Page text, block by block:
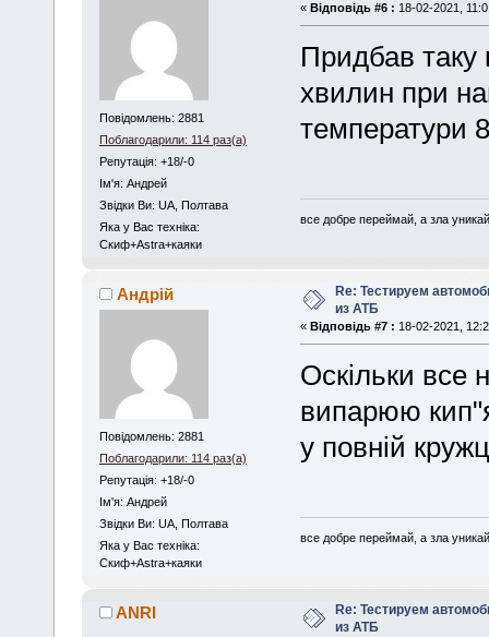
Повідомлень: 2881
Поблагодарили: 114 раз(а)
Репутація: +18/-0
Iм'я: Андрей
Звідки Ви: UA, Полтава
Яка у Вас техніка:
Скиф+Astra+каяки
« Відповідь #6 : 18-02-2021,
Придбав таку
хвилин при
температури
все добре переймай, а зла уникай
Андрій
Повідомлень: 2881
Поблагодарили: 114 раз(а)
Репутація: +18/-0
Iм'я: Андрей
Звідки Ви: UA, Полтава
Яка у Вас техніка:
Скиф+Astra+каяки
Re: Тестируем
из АТБ
« Відповідь #7 : 18-02-2021,
Оскільки все
випарюю
у повній
все добре переймай, а зла уникай
ANRI
Re: Тестируем
из АТБ